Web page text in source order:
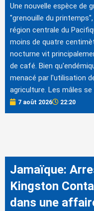
Une nouvelle espèce de
"grenouille du
région centrale du
moins de quatre
nocturne vit
de café. Bien
menacé par l'utilisation
agriculture. Les mâles
7 août 2026 22:20
Jamaïque:
Kingston
dans une